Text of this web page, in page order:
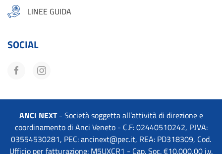
LINEE GUIDA
SOCIAL
ANCI NEXT- Società soggetta all’attività di direzione e
coordinamento di Anci Veneto - C.F: 02440510242, P.IVA:
03554530281, PEC:ancinext@pec.it, REA: PD318309, Cod.
Ufficio per fatturazione: M5UXCR1 - Cap. Soc. €10.000,00 i.v.